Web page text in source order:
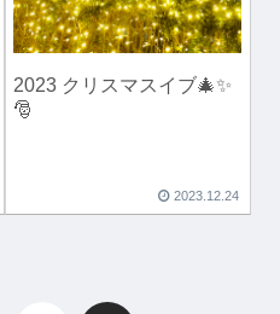
2023 クリスマスイブ🎄✨
🎅
2023.12.24